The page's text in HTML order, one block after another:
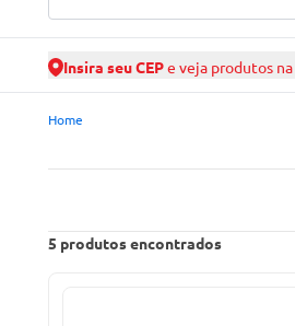
Insira seu CEPe veja produtos
Mercado Carrefour | Ofertas de
Home
5 produtos encontrados